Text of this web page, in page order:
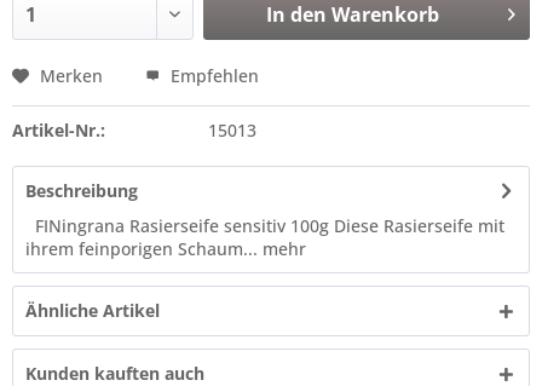
In den Warenkorb
Merken Empfehlen
Artikel-Nr.: 15013
Beschreibung
FINingrana Rasierseife sensitiv 100g Diese Rasierseife mit
ihrem feinporigen Schaum... mehr
Ähnliche Artikel
Kunden kauften auch